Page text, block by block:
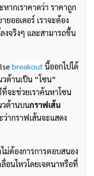
ากเราคาดว่า ราคาถูก
ยออเดอร์ เราจะต้อง
งจริงๆ และสามารถขึ้น
breakoutนี้ออกไปได้
ต้านเป็น “โซน”
จะช่วยเราค้นหาโซน
วต้านบนกราฟเส้น
ว่ากราฟเส้นจะแสดง
ม่ต้องการการตอบสนอง
อนไหวโดยเจตนาหรือที่